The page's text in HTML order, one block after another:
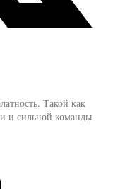
Такой как
и сильной команды